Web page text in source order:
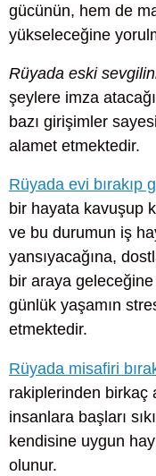
gücünün, hem de
yükseleceğine
Rüyada eski
şeylere imza
bazı girişimler
alamet etmektedir.
Rüyada evi bırakıp
bir hayata kavuşup
ve bu durumun iş
yansıyacağına,
bir araya
günlük yaşamın
etmektedir.
Rüyada misafiri
rakiplerinden birkaç
insanlara başları
kendisine uygun
olunur.